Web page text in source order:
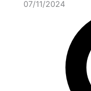
07/11/2024